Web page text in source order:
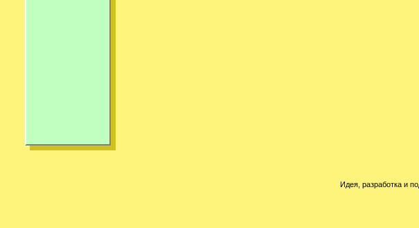
Идея, разработка и